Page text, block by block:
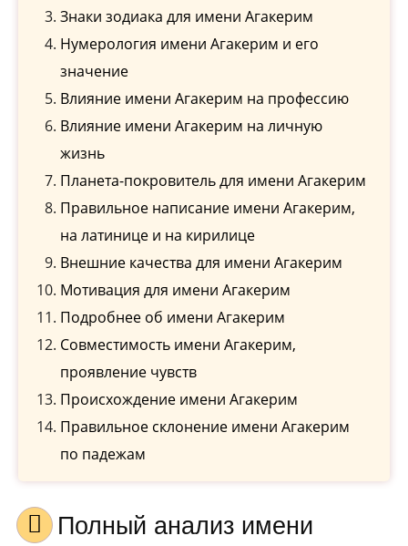
Знаки зодиака для имени Агакерим
Нумерология имени Агакерим и его
значение
Влияние имени Агакерим на профессию
Влияние имени Агакерим на личную
жизнь
Планета-покровитель для имени Агакерим
Правильное написание имени Агакерим,
на латинице и на кирилице
Внешние качества для имени Агакерим
Мотивация для имени Агакерим
Подробнее об имени Агакерим
Совместимость имени Агакерим,
проявление чувств
Происхождение имени Агакерим
Правильное склонение имени Агакерим
по падежам
Полный анализ имени